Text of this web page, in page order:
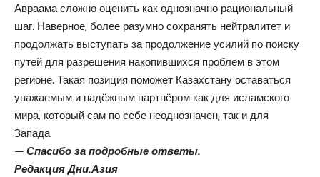
Авраама сложно оценить как однозначно рациональный
шаг. Наверное, более разумно сохранять нейтралитет и
продолжать выступать за продолжение усилий по поиску
путей для разрешения накопившихся проблем в этом
регионе. Такая позиция поможет Казахстану оставаться
уважаемым и надёжным партнёром как для исламского
мира, который сам по себе неоднозначен, так и для
Запада.
— Спасибо за подробные ответы.
Редакция Дни.Азия